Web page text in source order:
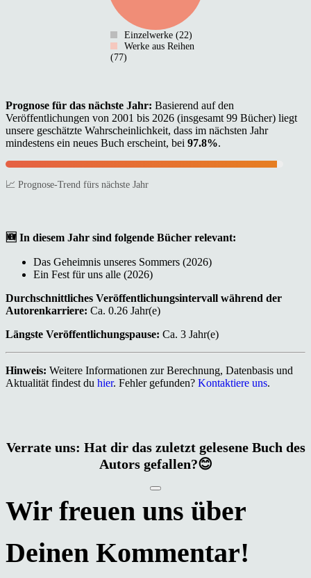
Einzelwerke (22)
Werke aus Reihen
(77)
Prognose für das nächste Jahr: Basierend auf den
Veröffentlichungen von 2001 bis 2026 (insgesamt 99 Bücher) liegt
unsere geschätzte Wahrscheinlichkeit, dass im nächsten Jahr
mindestens ein neues Buch erscheint, bei 97.8%.
📈 Prognose-Trend fürs nächste Jahr
🆕 In diesem Jahr sind folgende Bücher relevant:
Das Geheimnis unseres Sommers (2026)
Ein Fest für uns alle (2026)
Durchschnittliches Veröffentlichungsintervall während der
Autorenkarriere: Ca. 0.26 Jahr(e)
Längste Veröffentlichungspause: Ca. 3 Jahr(e)
Hinweis: Weitere Informationen zur Berechnung, Datenbasis und
Aktualität findest du hier. Fehler gefunden? Kontaktiere uns.
Verrate uns: Hat dir das zuletzt gelesene Buch des
Autors gefallen?😊